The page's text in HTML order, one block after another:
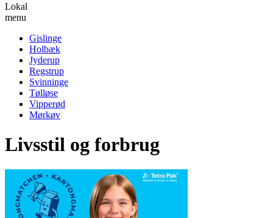
Lokal
menu
Gislinge
Holbæk
Jyderup
Regstrup
Svinninge
Tølløse
Vipperød
Mørkøv
Livsstil og forbrug